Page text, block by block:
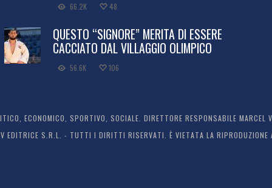
66.2K 48
QUESTO “SIGNORE” MERITA DI ESSERE
CACCIATO DAL VILLAGGIO OLIMPICO
56.6K 106
ECONOMICO, SPORTIVO, SOCIALE. DIRETTORE RESPONSABILE
S.R.L. - TUTTI I DIRITTI RISERVATI. È VIETATA LA RIPRODUZIONE